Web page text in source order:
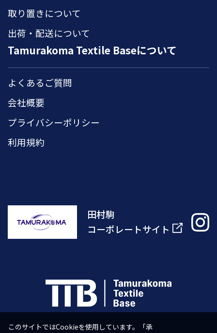
取り置きについて
出荷・配送について
Tamurakoma Textile Baseについて
よくあるご質問
会社概要
プライバシーポリシー
利用規約
田村駒
コーポレートサイト
このサイトではCookieを使用しています。「承